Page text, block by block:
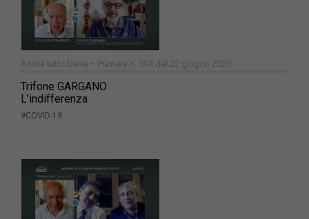
Andrà tutto bene – Puntata n. 304 del 22 giugno 2020
Trifone GARGANO
L’indifferenza
#COVID-19